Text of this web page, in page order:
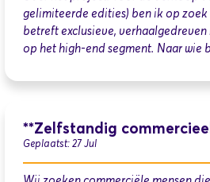
gelimiteerde edities) ben ik op
betreft exclusieve,
op het high-end segment. Naar wie
**Zelfstandig
Geplaatst: 27 Jul